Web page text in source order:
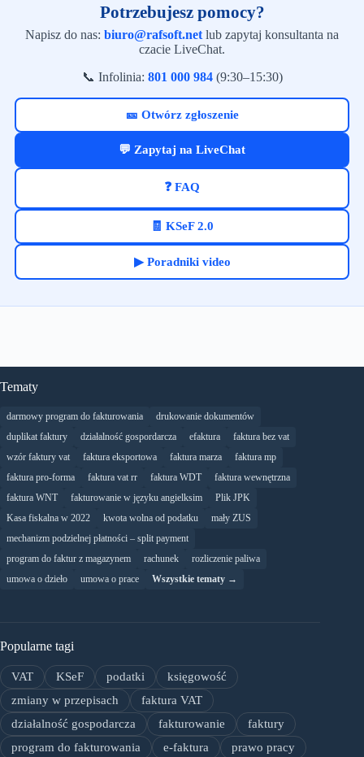
Potrzebujesz pomocy?
Napisz do nas: biuro@rafsoft.net lub zapytaj konsultanta na
czacie LiveChat.
📞 Infolinia: 801 000 984(9:30–15:30)
🎫 Otwórz zgłoszenie
💬 Zapytaj na LiveChat
❓ FAQ
🧾 KSeF 2.0
▶ Poradniki video
Tematy
darmowy program do fakturowania
drukowanie dokumentów
duplikat faktury
działalność gospordarcza efaktura
faktura bez vat
wzór faktury vat
faktura eksportowa faktura marza
faktura mp
faktura pro-forma
faktura vat rr faktura WDT
faktura wewnętrzna
faktura WNT
fakturowanie w języku angielksim
Plik JPK
Kasa fiskalna w 2022
kwota wolna od podatku
mały ZUS
mechanizm podzielnej płatności – split payment
program do faktur z magazynem
rachunek
rozliczenie paliwa
umowa o dzieło
umowa o prace Wszystkie tematy →
Popularne tagi
VAT KSeF podatki
księgowość
zmiany w przepisach
faktura VAT
działalność gospodarcza
fakturowanie
faktury
program do fakturowania
e-faktura
prawo pracy